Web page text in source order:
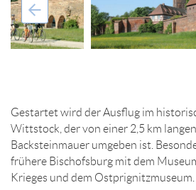
Gestartet wird der Ausflug im
Wittstock, der von einer 2,5 km
Backsteinmauer umgeben ist.
frühere Bischofsburg mit dem
Krieges und dem Ostprignitzmuseum.